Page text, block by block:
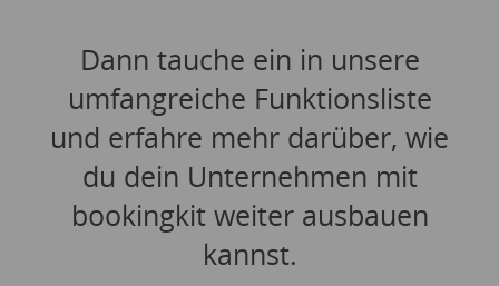
Dann tauche ein in unsere
umfangreiche Funktionsliste
und erfahre mehr darüber, wie
du dein Unternehmen mit
bookingkit weiter ausbauen
kannst.